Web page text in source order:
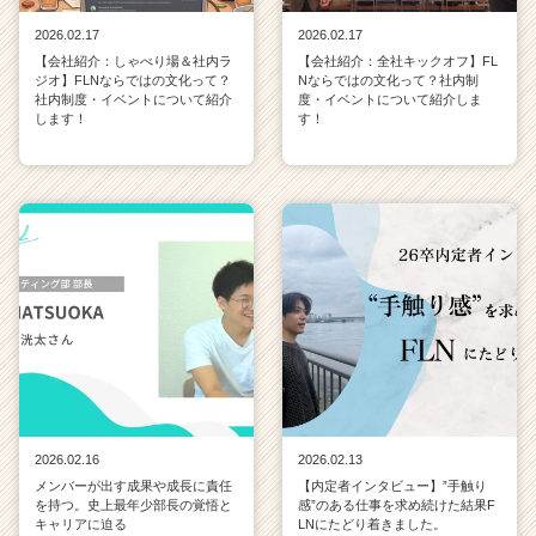
2026.02.17
【会社紹介：しゃべり場＆社内ラ
ジオ】FLNならではの文化って？
社内制度・イベントについて紹介
します！
2026.02.17
【会社紹介：全社キックオフ】FL
Nならではの文化って？社内制
度・イベントについて紹介しま
す！
2026.02.16
メンバーが出す成果や成長に責任
を持つ。史上最年少部長の覚悟と
キャリアに迫る
2026.02.13
【内定者インタビュー】”手触り
感”のある仕事を求め続けた結果F
LNにたどり着きました。